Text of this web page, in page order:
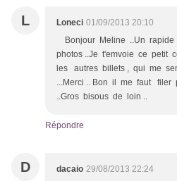
L Loneci 01/09/2013 20:10
Bonjour Meline ..Un
photos ..Je t'emvoie ce petit
les autres billets , qui me
...Merci .. Bon il me faut filer
..Gros bisous de loin ..
Répondre
D dacaio 29/08/2013 22:24